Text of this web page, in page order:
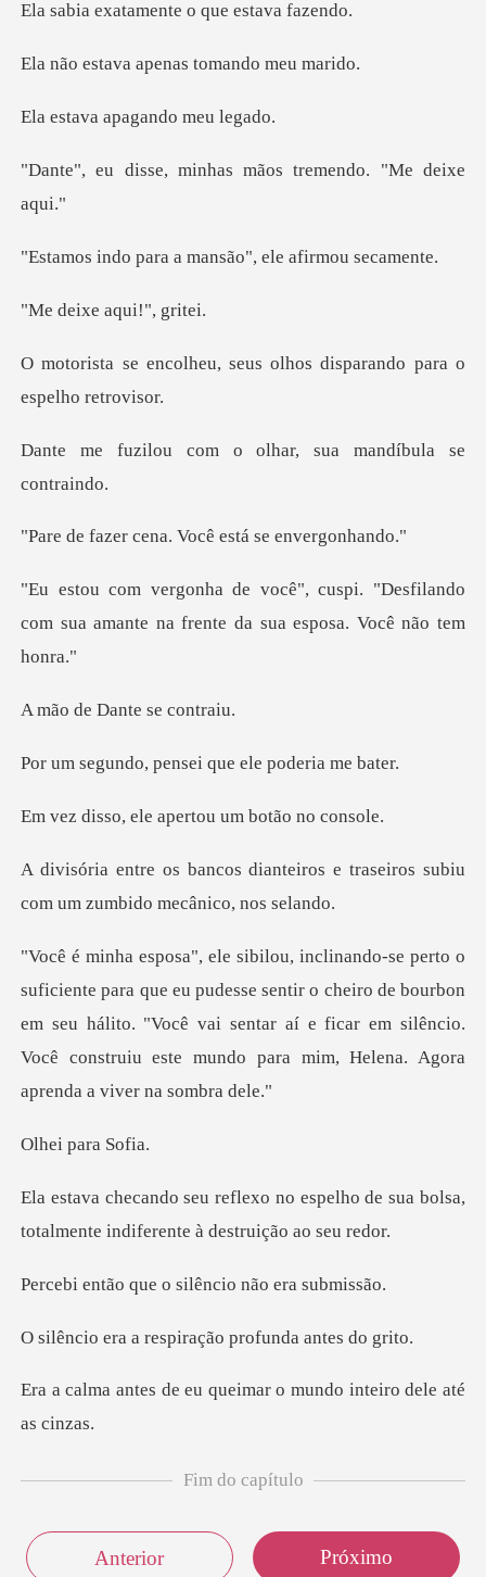
amente o que e
a apenas toma
apagando
minhas mãos tremend
a a mansão", ele
e aqui!"
seus olhos disparando p
m o olhar, sua mand
ena. Você está s
i. "Desfilando
com sua amante na fren
Dante se
pensei que ele p
le apertou um b
nteiros e traseiros subiu
com u
esse sentir o cheiro de bourbon
em seu hálito. "Você vai sentar aí e ficar em silênc
para
espelho de sua bolsa,
totalmente in
ue o silêncio n
respiração profun
u queimar o mundo inte
Fim do capítulo
Anterior Próximo